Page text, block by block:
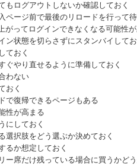
グアウトしないか確認しておく
前で最後のリロードを行って待
ログインできなくなる可能性が
切らさずにスタンバイしてお
ておく
り直せるように準備しておく
わない
おく
復帰できるページもある
が高まる
しておく
肢をどう選ぶか決めておく
か想定しておく
だけ残っている場合に買うかど